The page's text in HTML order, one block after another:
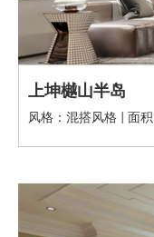
上坤樾山半岛
风格：混搭风格 | 面积